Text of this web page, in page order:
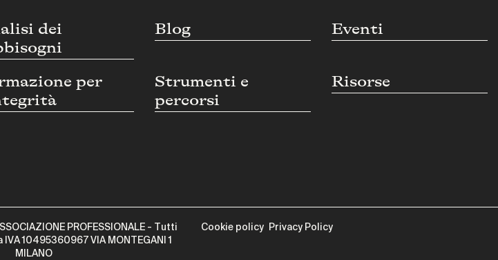
dei
Blog Eventi
per
Strumenti e
percorsi
Risorse
PROFESSIONALE - Tutti
10495360967 VIA MONTEGANI 1
MILANO
Cookie policy Privacy Policy